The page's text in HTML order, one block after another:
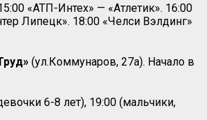
«АТП-Интех» — «Атлетик». 16:00
Липецк». 18:00 «Челси Вэлдинг»
(ул.Коммунаров, 27а). Начало в
6-8 лет), 19:00 (мальчики,